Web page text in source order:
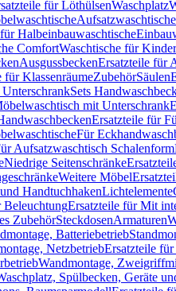
für LöthülsenWaschplatz
Aufsatzwaschtische
Halbeinbauwaschtische
ComfortWaschtische für Kinder
AusgussbeckenErsatzteile für
für KlassenräumeZubehörSäulen
UnterschrankSets
mit Unterschrank
Ersatzteile für
Für
Aufsatzwaschtisch Schalenform
Niedrige Seitenschränke
Weitere Möbel
HandtuchhakenLichtelemente
Ersatzteile für Mit
ZubehörSteckdosenArmaturen
Batteriebetrieb
NetzbetriebErsatzteile
Wandmontage,
Spülbecken, Geräte